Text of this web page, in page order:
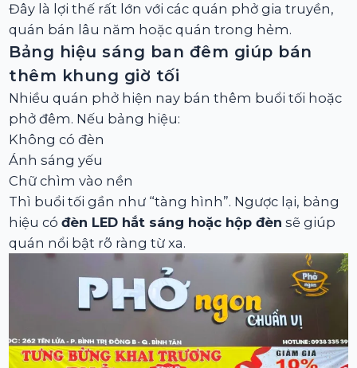
Đây là lợi thế rất lớn với các quán phở gia truyền,
quán bán lâu năm hoặc quán trong hẻm.
Bảng hiệu sáng ban đêm giúp bán
thêm khung giờ tối
Nhiều quán phở hiện nay bán thêm buổi tối hoặc
phở đêm. Nếu bảng hiệu:
Không có đèn
Ánh sáng yếu
Chữ chìm vào nền
Thì buổi tối gần như “tàng hình”. Ngược lại, bảng
hiệu cóđèn LED hắt sáng hoặc hộp đèn sẽ giúp
quán nổi bật rõ ràng từ xa.